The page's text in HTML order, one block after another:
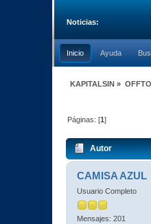
Noticias:
Inicio Ayuda
KAPITALSIN »
Páginas: [1]
Autor
CAMISA AZUL
Usuario Completo
Mensajes: 201